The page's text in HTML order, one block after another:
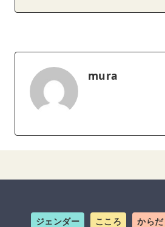
mura
ジェンダー こころ からだ